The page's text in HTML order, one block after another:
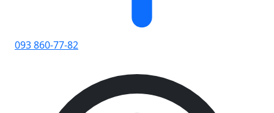
093 860-77-82